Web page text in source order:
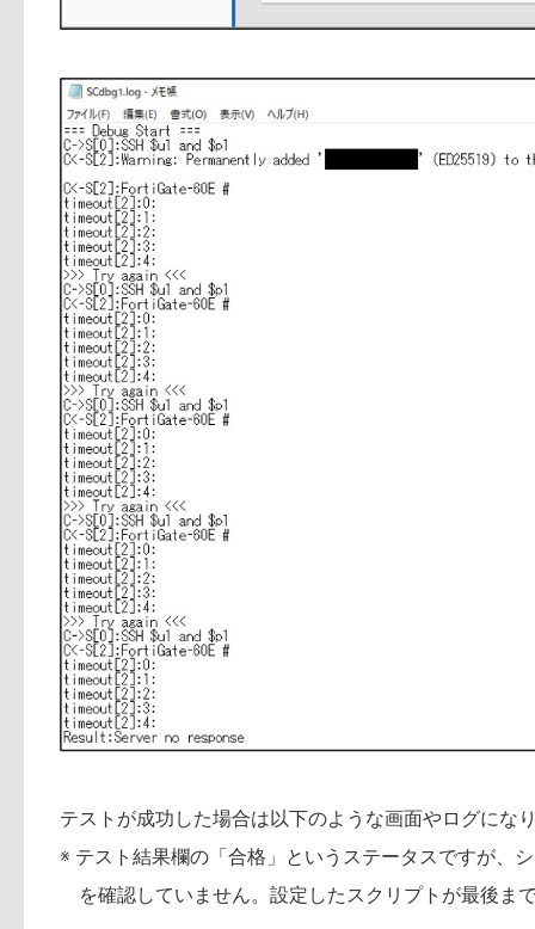
テストが成功した場合は以下のような画面やログにな
※ テスト結果欄の「合格」というステータスですが、
を確認していません。設定したスクリプトが最後ま